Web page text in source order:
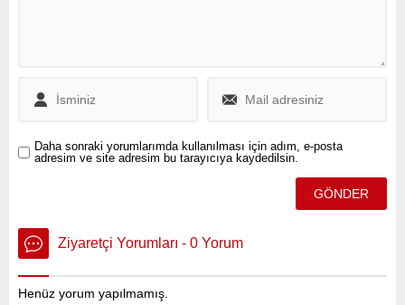
Daha sonraki yorumlarımda kullanılması için adım, e-posta
adresim ve site adresim bu tarayıcıya kaydedilsin.
Ziyaretçi Yorumları - 0 Yorum
Henüz yorum yapılmamış.